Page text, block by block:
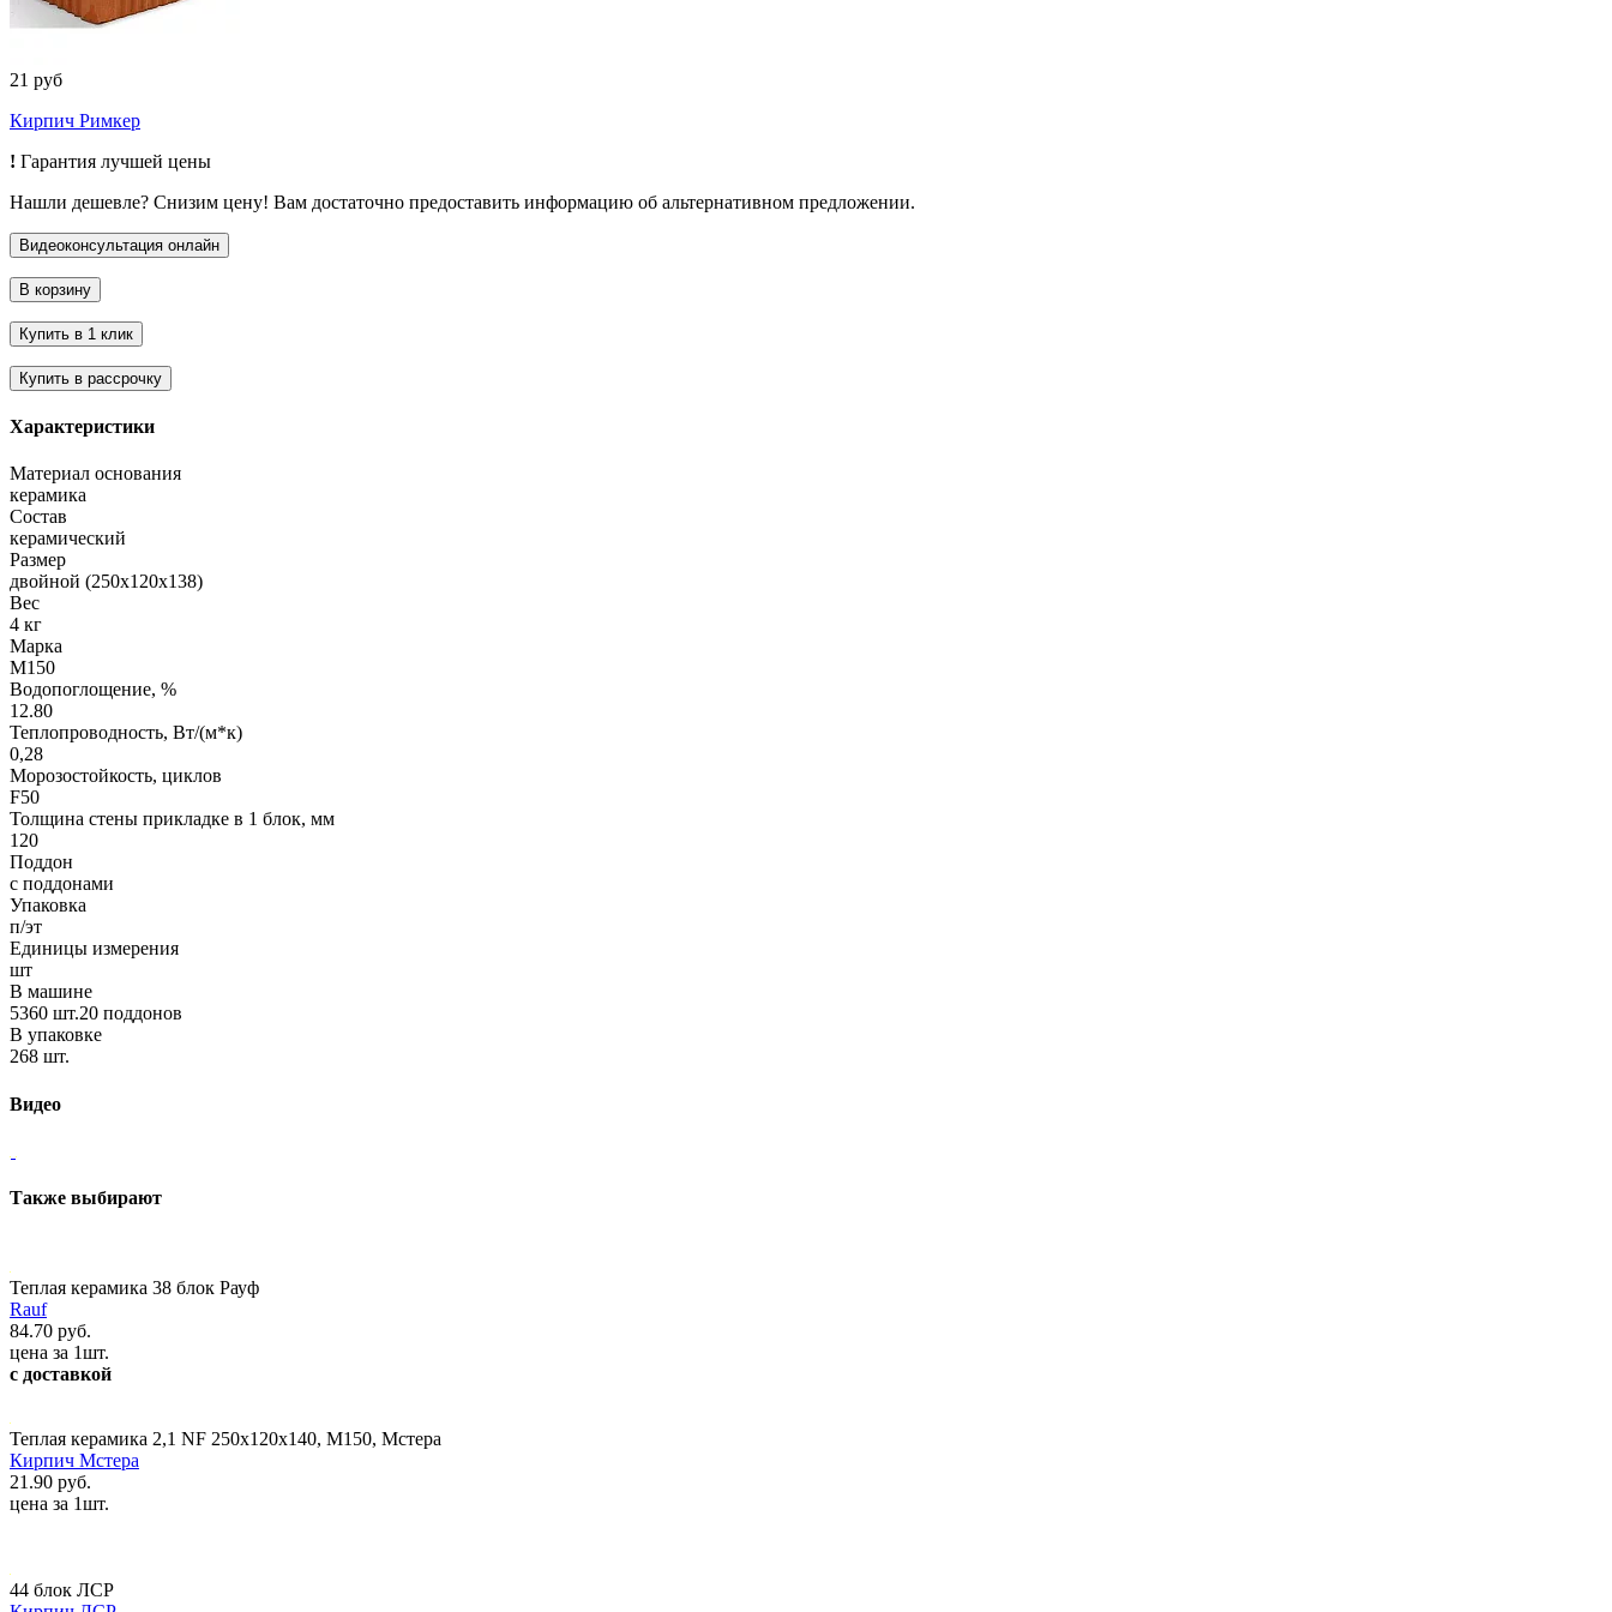
21 руб
Кирпич Римкер
! Гарантия лучшей цены
Нашли дешевле? Снизим цену! Вам достаточно предоставить информацию об альтернативном предложении.
Характеристики
Материал основания
керамика
Состав
керамический
Размер
двойной (250х120х138)
Вес
4 кг
Марка
М150
Водопоглощение, %
12.80
Теплопроводность, Вт/(м*к)
0,28
Морозостойкость, циклов
F50
Толщина стены прикладке в 1 блок, мм
120
Поддон
с поддонами
Упаковка
п/эт
Единицы измерения
шт
В машине
5360 шт.20 поддонов
В упаковке
268 шт.
Видео
Также выбирают
Теплая керамика 38 блок Рауф
Rauf
84.70 руб.
цена за 1шт.
с доставкой
Теплая керамика 2,1 NF 250х120х140, М150, Мстера
Кирпич Мстера
21.90 руб.
цена за 1шт.
44 блок ЛСР